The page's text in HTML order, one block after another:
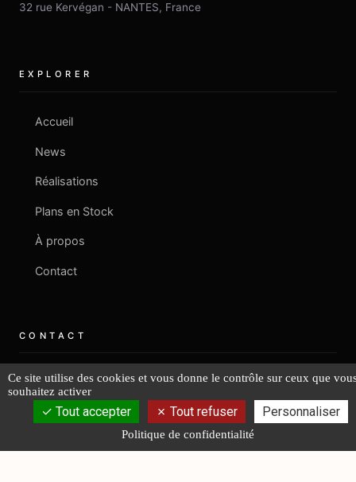
32 rue Kervégan - NANTES, France
EXPLORER
Accueil
News
Réalisations
Plans en Stock
À propos
Contact
CONTACT
+33 2 40 08 06 43
contact@fr-lucas-yd.com
Ce site utilise des cookies et vous donne le contrôle sur ceux que
souhaitez activer
Tout accepter Tout refuser Personnaliser
Politique de confidentialité